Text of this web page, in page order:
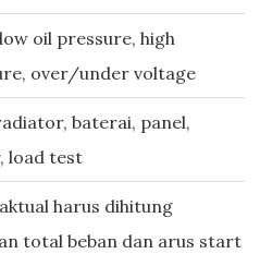
oil pressure, high
over/under voltage
baterai, panel,
load test
harus dihitung
total beban dan arus start